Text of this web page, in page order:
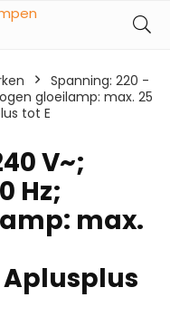
‎Spanning: 220 -
gloeilamp: max. 25
tot E
V~;
Hz;
max.